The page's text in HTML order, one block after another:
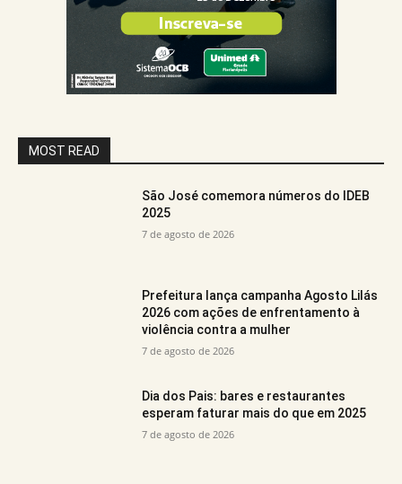
MOST READ
São José comemora números do IDEB
2025
7 de agosto de 2026
Prefeitura lança campanha Agosto Lilás
2026 com ações de enfrentamento à
violência contra a mulher
7 de agosto de 2026
Dia dos Pais: bares e restaurantes
esperam faturar mais do que em 2025
7 de agosto de 2026